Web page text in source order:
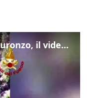
Frana lambisce le case di Auronzo, il video dall'elicottero dei vigili del fuoco